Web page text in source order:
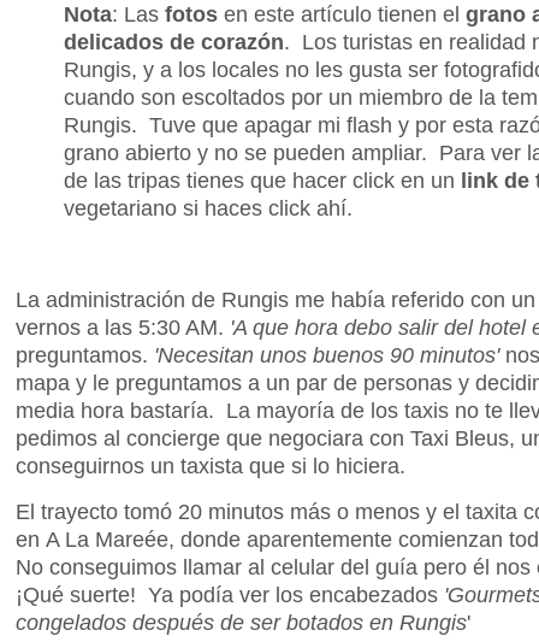
Nota: Las fotos en este artículo tienen el grano
delicados de corazón. Los turistas en realidad
Rungis, y a los locales no les gusta ser
cuando son escoltados por un miembro de la
Rungis. Tuve que apagar mi flash y por esta
grano abierto y no se pueden ampliar. Para ver
de las tripas tienes que hacer click en un link de
vegetariano si haces click ahí.
La administración de Rungis me había referido con
vernos a las 5:30 AM. 'A que hora debo salir del hotel
preguntamos. 'Necesitan unos buenos 90 minutos'
mapa y le preguntamos a un par de personas y
media hora bastaría. La mayoría de los taxis no te
pedimos al concierge que negociara con Taxi Bleus,
conseguirnos un taxista que si lo hiciera.
El trayecto tomó 20 minutos más o menos y el taxita
en A La Mareée, donde aparentemente comienzan
No conseguimos llamar al celular del guía pero él
¡Qué suerte! Ya podía ver los encabezados
congelados después de ser botados en Rungis'